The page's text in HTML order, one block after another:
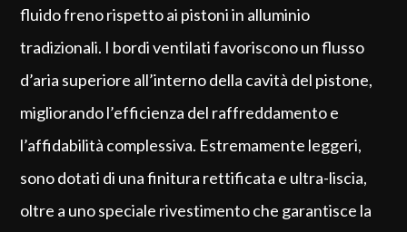
fluido freno rispetto ai pistoni in alluminio
tradizionali. I bordi ventilati favoriscono un flusso
d’aria superiore all’interno della cavità del pistone,
migliorando l’efficienza del raffreddamento e
l’affidabilità complessiva. Estremamente leggeri,
sono dotati di una finitura rettificata e ultra-liscia,
oltre a uno speciale rivestimento che garantisce la